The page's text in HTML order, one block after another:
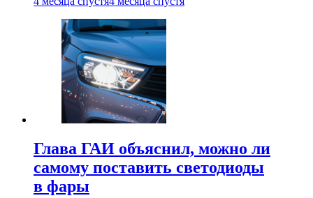
Глава ГАИ объяснил, можно ли
самому поставить светодиоды
в фары